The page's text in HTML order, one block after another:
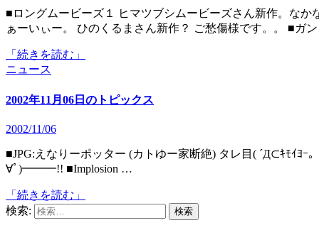
■ロングムービーズ１ ヒマツブシムービーズさん新作。なかなかシュールな演出です。。 ■♪もーおーもぉーどれーな
ぁーいぃー。 ひのくるまさん新作？ ご愁傷様です。。 ■ガ
「続きを読む」
ニュース
2002年11月06日のトピックス
2002/11/06
■JPG:えなりーポッター (カトゆー家断絶) タレ目( ´Д⊂ｷﾓｲﾖｰ。。 ■GIF:Time to Rave (pya!) 今度はユニットでｷﾀ━━━(ﾟ
∀ﾟ)━━━!! ■Implosion …
「続きを読む」
検索: